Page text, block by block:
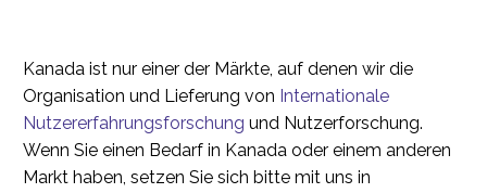
Kanada ist nur einer der Märkte, auf denen wir die
Organisation und Lieferung von Internationale
Nutzererfahrungsforschung und Nutzerforschung.
Wenn Sie einen Bedarf in Kanada oder einem anderen
Markt haben, setzen Sie sich bitte mit uns in